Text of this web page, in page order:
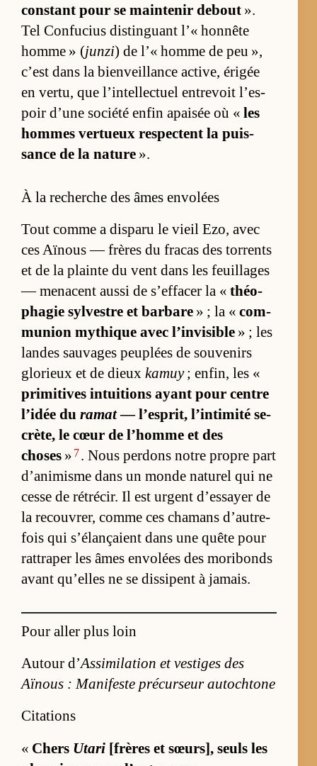
constant pour se main­te­nir de­bout ».
Tel Confu­cius dis­tin­guant l’« hon­nête
homme » (junzi) de l’« homme de peu »,
c’est dans la bien­veillance ac­ti­ve, éri­gée
en ver­tu, que l’in­tel­lec­tuel en­tre­voit l’es­
poir d’une so­ciété en­fin apai­sée où « les
hommes ver­tueux res­pectent la puis­
sance de la na­ture ».
À la recherche des âmes envolées
Tout comme a dis­paru le vieil Ezo, avec
ces Aï­nous — frères du fra­cas des tor­rents
et de la plainte du vent dans les feuillages
— me­nacent aussi de s’ef­fa­cer la « théo­
pha­gie syl­vestre et bar­bare » ; la « com­
mu­nion my­thique avec l’in­vi­sible » ; les
landes sau­vages peu­plées de sou­ve­nirs
glo­rieux et de dieux kamuy; en­fin, les «
pri­mi­tives in­tui­tions ayant pour centre
l’idée du ramat— l’es­prit, l’in­ti­mité se­
crè­te, le cœur de l’­homme et des
choses » 7. Nous per­dons notre propre part
d’ani­misme dans un monde na­tu­rel qui ne
cesse de ré­tré­cir. Il est urgent d’es­sayer de
la re­cou­vrer, comme ces cha­mans d’au­tre­
fois qui s’élançaient dans une quête pour
rat­tra­per les âmes en­vo­lées des mo­ri­bonds
avant qu’elles ne se dis­sipent à ja­mais.
Pour aller plus loin
Autour d’Assimilation et vestiges des
Aïnous : Manifeste précurseur autochtone
Citations
« Chers Utari [frères et sœurs], seuls les